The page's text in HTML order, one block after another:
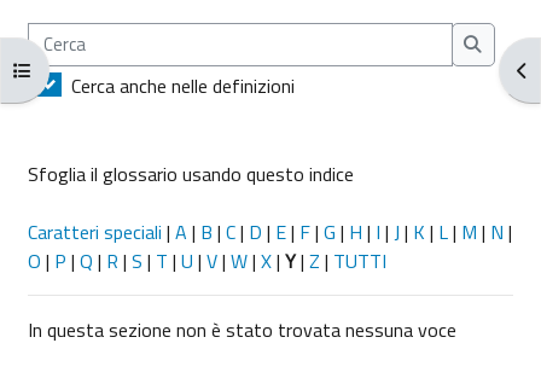
Apri indice del corso
Cerca
Cerca
Cerca anche nelle definizioni
Sfoglia il glossario usando questo indice
Caratteri speciali | A | B | C| D | E| F| G | H | I | J | K | L| M | N |
O | P | Q | R | S | T | U | V| W| X| Y| Z | TUTTI
In questa sezione non è stato trovata nessuna voce